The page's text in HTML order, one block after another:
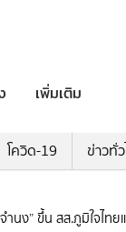
เพิ่มเติม
โควิด-19 ข่าวทั่
ำนง” ขึ้น สส.ภูมิใจไท